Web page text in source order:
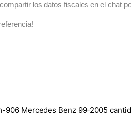
los datos fiscales en el chat
906 Mercedes Benz 99-2005